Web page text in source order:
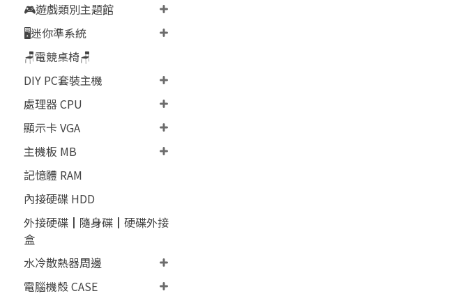
🎮遊戲類別主題館
🖥️迷你準系統
🪑電競桌椅🪑
DIY PC套裝主機
處理器 CPU
顯示卡 VGA
主機板 MB
記憶體 RAM
內接硬碟 HDD
外接硬碟┃隨身碟┃硬碟外接
盒
水冷散熱器周邊
電腦機殼 CASE